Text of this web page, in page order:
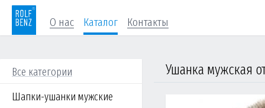
О нас Каталог Контакты
Все категории
Шапки-ушанки мужские